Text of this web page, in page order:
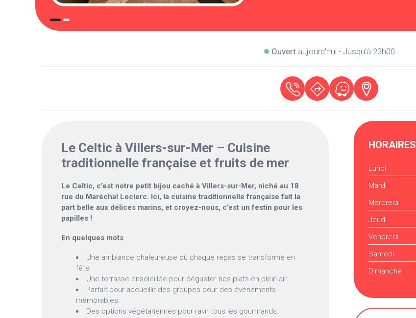
Ouvertaujourd'hui - Jusqu'à 23h00
Le Celtic à Villers-sur-Mer – Cuisine
traditionnelle française et fruits de mer
Le Celtic, c’est notre petit bijou caché à Villers-sur-Mer, niché au 18
rue du Maréchal Leclerc. Ici, la cuisine traditionnelle française fait la
part belle aux délices marins, et croyez-nous, c’est un festin pour les
papilles !
En quelques mots
Une ambiance chaleureuse où chaque repas se transforme en
fête.
Une terrasse ensoleillée pour déguster nos plats en plein air.
Parfait pour accueillir des groupes pour des événements
mémorables.
Des options végétariennes pour ravir tous les gourmands.
HORAIRES
Lundi
Mardi
Mercredi
Jeudi
Vendredi
Samedi
Dimanche